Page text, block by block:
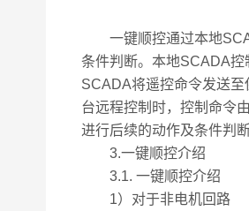
一键顺控通过本地
条件判断。本地SCADA
SCADA将遥控命令发送
台远程控制时，控制命令
进行后续的动作及条件判
3.一键顺控介绍
3.1. 一键顺控介绍
1）对于非电机回路